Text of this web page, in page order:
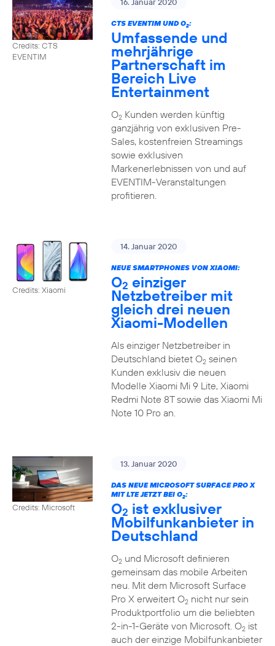
Credits: CTS
EVENTIM
CTS EVENTIM UND O2:
Umfassende und
mehrjährige
Partnerschaft im
Bereich Live
Entertainment
O2Kunden werden künftig
ganzjährig von exklusiven Pre-
Sales, kostenfreien Streamings
sowie exklusiven
Markenerlebnissen von und auf
EVENTIM-Veranstaltungen
profitieren.
Credits: Xiaomi
14. Januar 2020
NEUE SMARTPHONES VON XIAOMI:
O2 einziger
Netzbetreiber mit
gleich drei neuen
Xiaomi-Modellen
Als einziger Netzbetreiber in
Deutschland bietet O2seinen
Kunden exklusiv die neuen
Modelle Xiaomi Mi 9 Lite, Xiaomi
Redmi Note 8T sowie das Xiaomi Mi
Note 10 Pro an.
Credits: Microsoft
13. Januar 2020
DAS NEUE MICROSOFT SURFACE PRO X
MIT LTE JETZT BEI O2:
O2 ist exklusiver
Mobilfunkanbieter in
Deutschland
O2und Microsoft definieren
gemeinsam das mobile Arbeiten
neu. Mit dem Microsoft Surface
Pro X erweitert O2nicht nur sein
Produktportfolio um die beliebten
2-in-1-Geräte von Microsoft. O2ist
auch der einzige Mobilfunkanbieter